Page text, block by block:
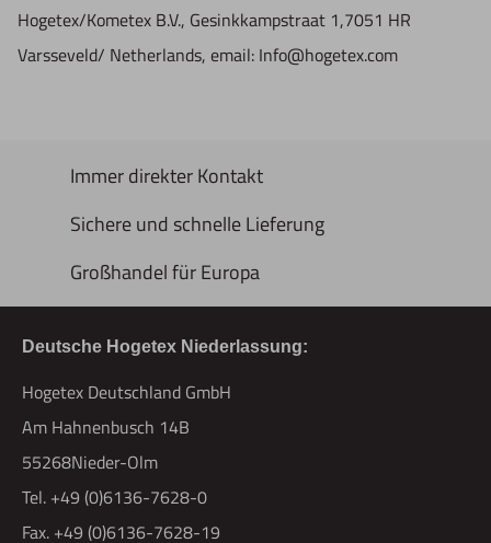
Hogetex/Kometex B.V., Gesinkkampstraat 1,7051 HR
Varsseveld/ Netherlands, email: Info@hogetex.com
Immer direkter Kontakt
Sichere und schnelle Lieferung
Großhandel für Europa
Deutsche Hogetex Niederlassung:
Hogetex Deutschland GmbH
Am Hahnenbusch 14B
55268Nieder-Olm
Tel. +49 (0)6136-7628-0
Fax. +49 (0)6136-7628-19